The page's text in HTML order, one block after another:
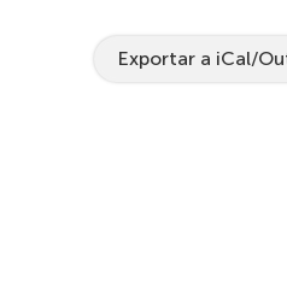
Exportar a iCal/